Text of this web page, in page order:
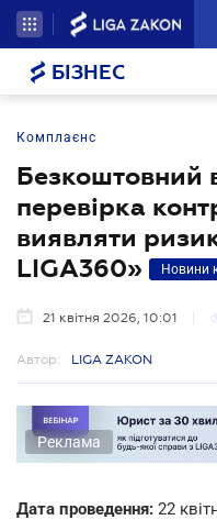
БІЗНЕС
Комплаєнс
Безкоштовний
перевірка
виявляти
LIGA360»
Новини
21 квітня 2026, 10:01
Автор: LIGA ZAKON
Реклама
Дата проведення: 22